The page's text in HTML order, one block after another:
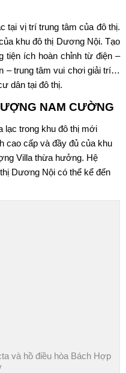
tại vị trí trung tâm của đô thị.
khu đô thị Dương Nội. Tạo
tiện ích hoàn chỉnh từ điện –
– trung tâm vui chơi giải trí…
dân tại đô thị.
NAM CƯỜNG
lạc trong khu đô thị mới
cao cấp và đầy đủ của khu
Villa thừa hưởng. Hệ
Dương Nội có thể kể đến
và hồ điều hòa Bách Hợp